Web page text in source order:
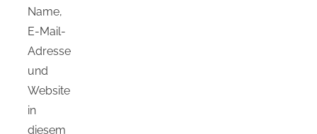
Name,
E-Mail-
Adresse
und
Website
in
diesem